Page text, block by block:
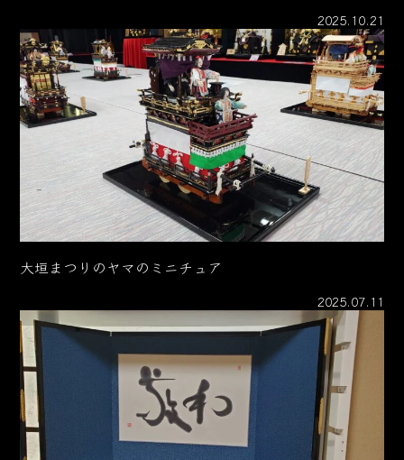
2025.10.21
大垣まつりのヤマのミニチュア
2025.07.11